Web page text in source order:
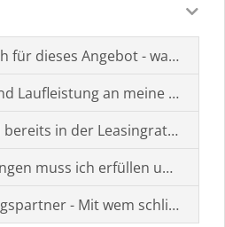
für dieses Angebot - was muss
Laufleistung an meine
bereits in der Leasingrate
muss ich erfüllen um einen
- Mit wem schließe ich